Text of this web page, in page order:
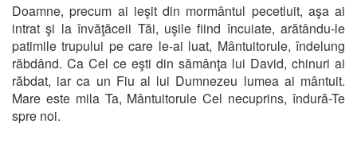
Doamne, precum ai ieşit din mormântul pecetluit, aşa ai
intrat şi la învăţăceii Tăi, uşile fiind încuiate, arătându-le
patimile trupului pe care le-ai luat, Mântuitorule, îndelung
răbdând. Ca Cel ce eşti din sămânţa lui David, chinuri ai
răbdat, iar ca un Fiu al lui Dumnezeu lumea ai mântuit.
Mare este mila Ta, Mântuitorule Cel necuprins, îndură-Te
spre noi.